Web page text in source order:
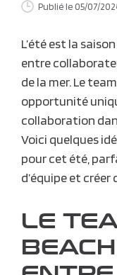
Publié le 05/07/
L’été est la
entre
de la mer. Le
opportunité
collaboration
Voici quelques
pour cet été,
d’équipe et
LE